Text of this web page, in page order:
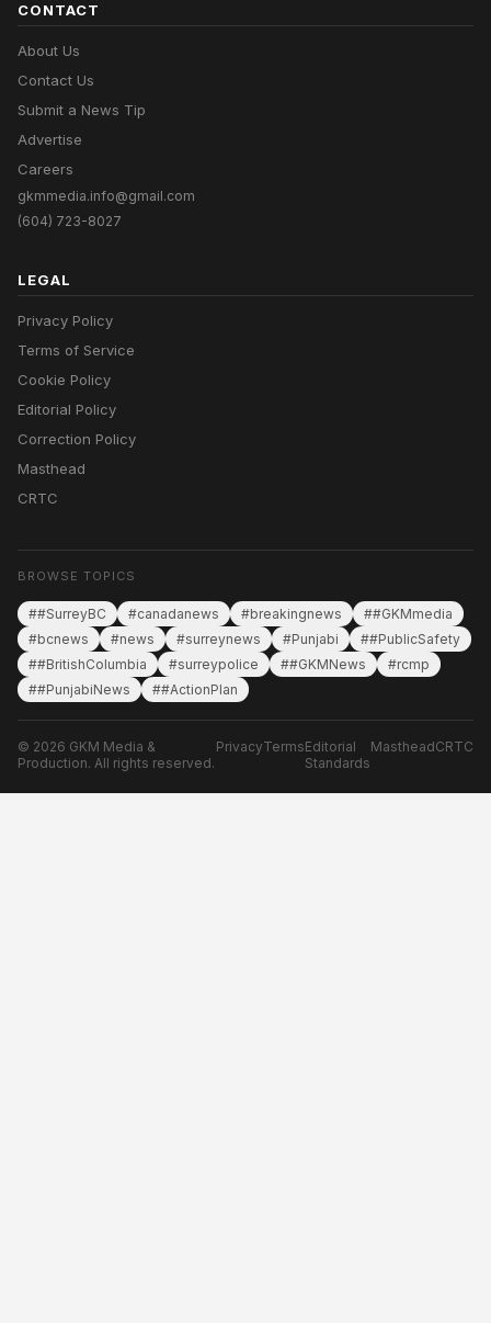
CONTACT
About Us
Contact Us
Submit a News Tip
Advertise
Careers
gkmmedia.info@gmail.com
(604) 723-8027
LEGAL
Privacy Policy
Terms of Service
Cookie Policy
Editorial Policy
Correction Policy
Masthead
CRTC
BROWSE TOPICS
##SurreyBC #canadanews #breakingnews
##GKMmedia
#bcnews
#news #surreynews #Punjabi
##PublicSafety
##BritishColumbia
#surreypolice ##GKMNews
#rcmp
##PunjabiNews
##ActionPlan
© 2026 GKM Media &
Production. All rights reserved.
PrivacyTermsEditorial
Standards
MastheadCRTC